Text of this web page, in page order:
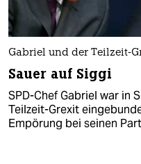
Gabriel und der Teilzeit-
Sauer auf Siggi
SPD-Chef Gabriel war in
Teilzeit-Grexit
Empörung bei seinen